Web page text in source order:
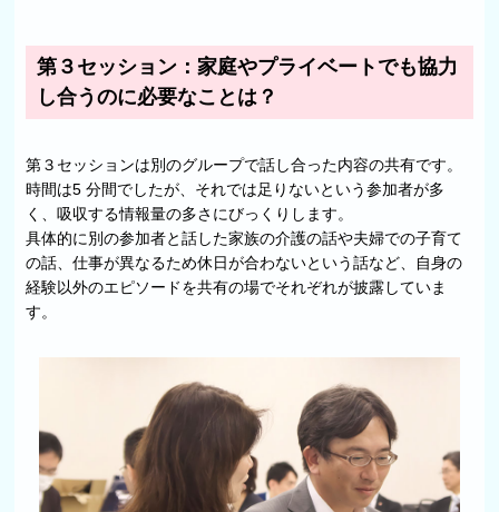
第３セッション：家庭やプライベートでも協力
し合うのに必要なことは？
第３セッションは別のグループで話し合った内容の共有です。
時間は5 分間でしたが、それでは足りないという参加者が多
く、吸収する情報量の多さにびっくりします。
具体的に別の参加者と話した家族の介護の話や夫婦での子育て
の話、仕事が異なるため休日が合わないという話など、自身の
経験以外のエピソードを共有の場でそれぞれが披露していま
す。